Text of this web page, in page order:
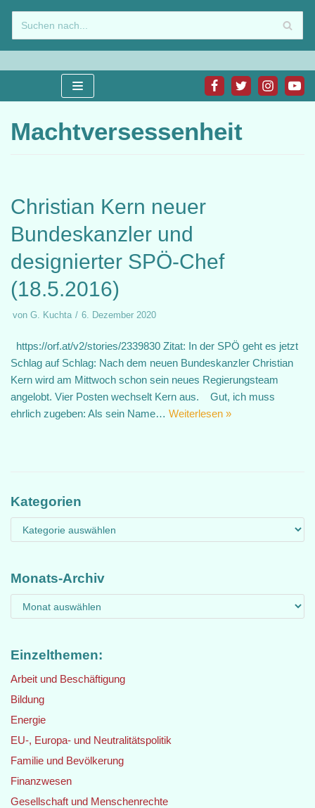
Zum
Inhalt
springen
Machtversessenheit
Christian Kern neuer
Bundeskanzler und
designierter SPÖ-Chef
(18.5.2016)
von G. Kuchta 6. Dezember 2020
https://orf.at/v2/stories/2339830 Zitat: In der SPÖ geht es jetzt
Schlag auf Schlag: Nach dem neuen Bundeskanzler Christian
Kern wird am Mittwoch schon sein neues Regierungsteam
angelobt. Vier Posten wechselt Kern aus. Gut, ich muss
ehrlich zugeben: Als sein Name… Weiterlesen »
Kategorien
Monats-Archiv
Einzelthemen:
Arbeit und Beschäftigung
Bildung
Energie
EU-, Europa- und Neutralitätspolitik
Familie und Bevölkerung
Finanzwesen
Gesellschaft und Menschenrechte